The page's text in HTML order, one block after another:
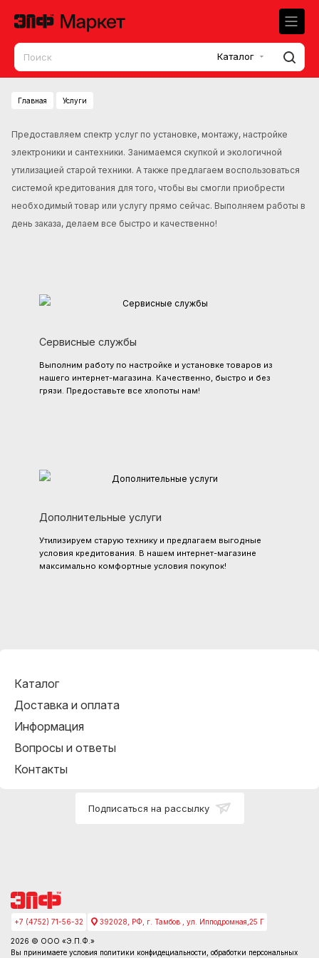
Каталог
Главная Услуги
Предоставляем спектр услуг по установке, монтажу, настройке
электроники и сантехники. Занимаемся скупкой и экологичной
утилизацией старой техники. А также предлагаем воспользоваться
системой кредитования для того, чтобы вы смогли приобрести
необходимый товар или услугу прямо сейчас. Выполняем работы в
день заказа, делаем все быстро и качественно!
Сервисные службы
Выполним работу по настройке и установке товаров из
нашего интернет-магазина. Качественно, быстро и без
грязи. Предоставьте все хлопоты нам!
Дополнительные услуги
Утилизируем старую технику и предлагаем выгодные
условия кредитования. В нашем интернет-магазине
максимально комфортные условия покупок!
Каталог
Доставка и оплата
Информация
Вопросы и ответы
Контакты
Подписаться на рассылку
+7 (4752) 71-56-32 392028, РФ, г. Тамбов , ул. Ипподромная,25 Г
2026 © ООО «Э.П.Ф.»
Вы принимаете условия политики конфидециальности , обработки персональных